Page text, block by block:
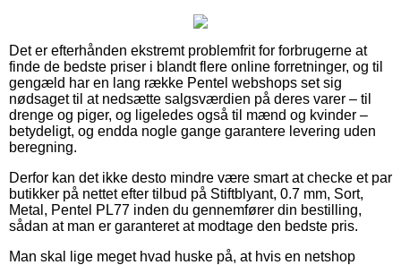
Det er efterhånden ekstremt problemfrit for forbrugerne at
finde de bedste priser i blandt flere online forretninger, og til
gengæld har en lang række Pentel webshops set sig
nødsaget til at nedsætte salgsværdien på deres varer – til
drenge og piger, og ligeledes også til mænd og kvinder –
betydeligt, og endda nogle gange garantere levering uden
beregning.
Derfor kan det ikke desto mindre være smart at checke et par
butikker på nettet efter tilbud på Stiftblyant, 0.7 mm, Sort,
Metal, Pentel PL77 inden du gennemfører din bestilling,
sådan at man er garanteret at modtage den bedste pris.
Man skal lige meget hvad huske på, at hvis en netshop